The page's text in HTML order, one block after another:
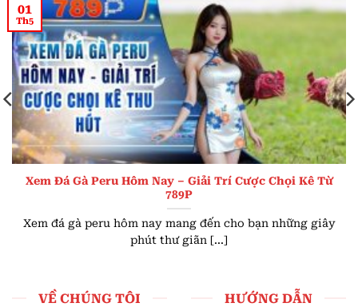
Xem Đá Gà Peru Hôm Nay – Giải Trí Cược Chọi Kê Từ
789P
Xem đá gà peru hôm nay mang đến cho bạn những giây
phút thư giãn [...]
01
Th5
VỀ CHÚNG TÔI HƯỚNG DẪN